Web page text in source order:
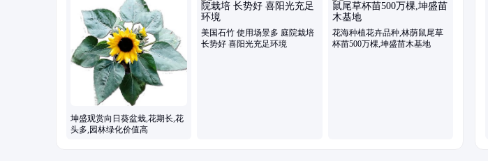
坤盛观赏向日葵盆栽,花期长,花
头多,园林绿化价值高
美国石竹 使用场景多 庭院栽培
长势好 喜阳光充足环境
花海种植花卉品种,林荫鼠尾草
杯苗500万棵,坤盛苗木基地